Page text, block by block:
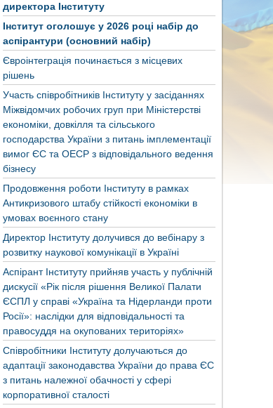
директора Інституту
Інститут оголошує у 2026 році набір до
аспірантури (основний набір)
Євроінтеграція починається з місцевих
рішень
Участь співробітників Інституту у засіданнях
Міжвідомчих робочих груп при Міністерстві
економіки, довкілля та сільського
господарства України з питань імплементації
вимог ЄС та ОЕСР з відповідального ведення
бізнесу
Продовження роботи Інституту в рамках
Антикризового штабу стійкості економіки в
умовах воєнного стану
Директор Інституту долучився до вебінару з
розвитку наукової комунікації в Україні
Аспірант Інституту прийняв участь у публічній
дискусії «Рік після рішення Великої Палати
ЄСПЛ у справі «Україна та Нідерланди проти
Росії»: наслідки для відповідальності та
правосуддя на окупованих територіях»
Співробітники Інституту долучаються до
адаптації законодавства України до права ЄС
з питань належної обачності у сфері
корпоративної сталості